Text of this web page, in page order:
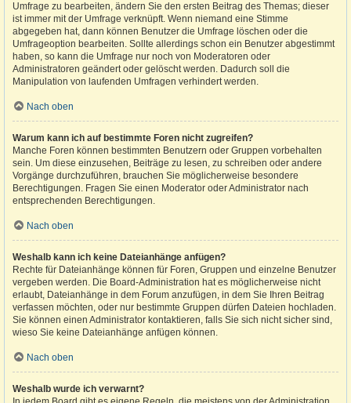
Umfrage zu bearbeiten, ändern Sie den ersten Beitrag des Themas; dieser
ist immer mit der Umfrage verknüpft. Wenn niemand eine Stimme
abgegeben hat, dann können Benutzer die Umfrage löschen oder die
Umfrageoption bearbeiten. Sollte allerdings schon ein Benutzer abgestimmt
haben, so kann die Umfrage nur noch von Moderatoren oder
Administratoren geändert oder gelöscht werden. Dadurch soll die
Manipulation von laufenden Umfragen verhindert werden.
Nach oben
Warum kann ich auf bestimmte Foren nicht zugreifen?
Manche Foren können bestimmten Benutzern oder Gruppen vorbehalten
sein. Um diese einzusehen, Beiträge zu lesen, zu schreiben oder andere
Vorgänge durchzuführen, brauchen Sie möglicherweise besondere
Berechtigungen. Fragen Sie einen Moderator oder Administrator nach
entsprechenden Berechtigungen.
Nach oben
Weshalb kann ich keine Dateianhänge anfügen?
Rechte für Dateianhänge können für Foren, Gruppen und einzelne Benutzer
vergeben werden. Die Board-Administration hat es möglicherweise nicht
erlaubt, Dateianhänge in dem Forum anzufügen, in dem Sie Ihren Beitrag
verfassen möchten, oder nur bestimmte Gruppen dürfen Dateien hochladen.
Sie können einen Administrator kontaktieren, falls Sie sich nicht sicher sind,
wieso Sie keine Dateianhänge anfügen können.
Nach oben
Weshalb wurde ich verwarnt?